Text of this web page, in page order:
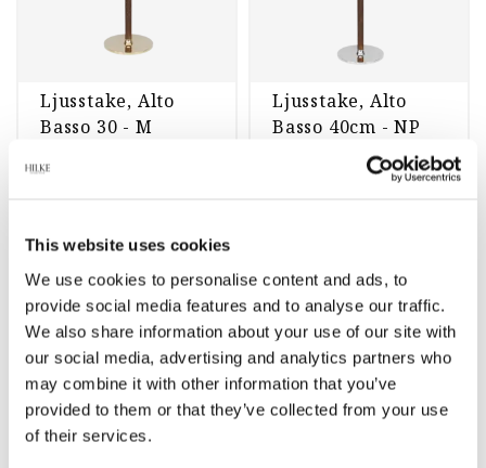
This website uses cookies
We use cookies to personalise content and ads, to
provide social media features and to analyse our traffic.
We also share information about your use of our site with
our social media, advertising and analytics partners who
may combine it with other information that you’ve
provided to them or that they’ve collected from your use
of their services.
Ljusstake, Alto
Basso 30 - M
825 kr
Ljusstake, Alto
Basso 40cm - NP
1 999 kr
-45% -72%